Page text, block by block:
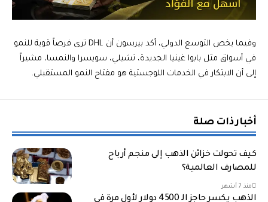
وفيما يخص التوسع الدولي، أكد بيرسون أن DHL ترى فرصاً قوية للنمو
في أسواق مثل بابوا غينيا الجديدة، تشيلي، سويسرا والنمسا، مشيراً
إلى أن الابتكار في الخدمات اللوجستية هو مفتاح النمو المستقبلي.
أخبار ذات صلة
كيف تحولت خزائن الذهب إلى منجم أرباح
للمصارف العالمية؟
منذ 7 أشهر
الذهب يكسر حاجز الـ 4500 دولار لأول مرة في